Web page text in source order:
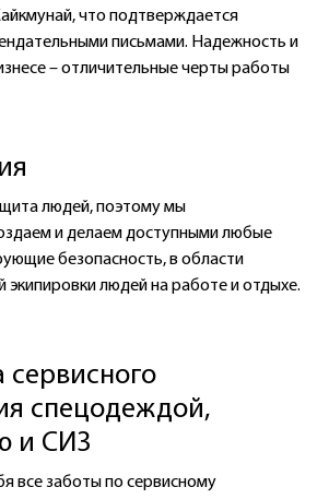
что подтверждается
письмами. Надежность и
– отличительные черты работы
людей, поэтому мы
и делаем доступными любые
безопасность, в области
экипировки людей на работе и отдыхе.
спецодеждой,
и СИЗ
все заботы по сервисному